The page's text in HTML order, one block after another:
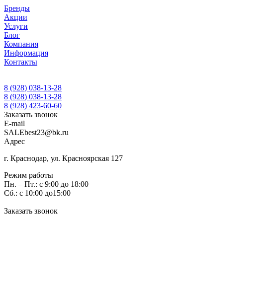
Бренды
Акции
Услуги
Блог
Компания
Информация
Контакты
8 (928) 038-13-28
8 (928) 038-13-28
8 (928) 423-60-60
Заказать звонок
E-mail
SALEbest23@bk.ru
Адрес
г. Краснодар, ул. Красноярская 127
Режим работы
Пн. – Пт.: с 9:00 до 18:00
Сб.: с 10:00 до15:00
Заказать звонок